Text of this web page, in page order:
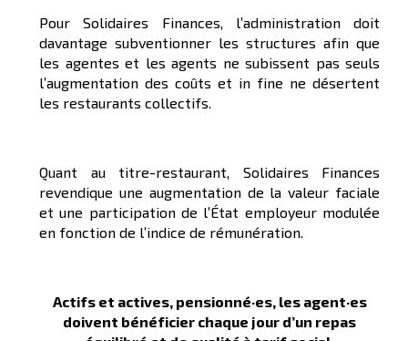
Pour Solidaires Finances, l’administration doit
davantage subventionner les structures afin que
les agentes et les agents ne subissent pas seuls
l’augmentation des coûts et in fine ne désertent
les restaurants collectifs.
Quant au titre-restaurant, Solidaires Finances
revendique une augmentation de la valeur faciale
et une participation de l’État employeur modulée
en fonction de l’indice de rémunération.
Actifs et actives, pensionné·es, les agent·es
doivent bénéficier chaque jour d’un repas